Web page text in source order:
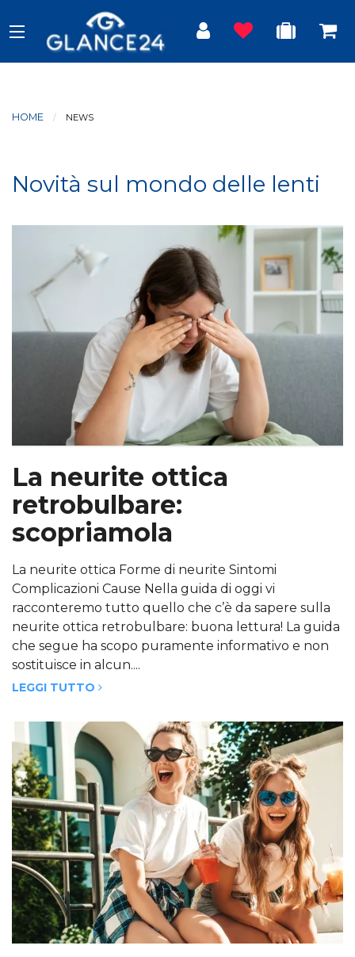
HOME CURRENT:
NEWS
Novità sul mondo delle lenti
La neurite ottica
retrobulbare:
scopriamola
La neurite ottica Forme di neurite Sintomi
Complicazioni Cause Nella guida di oggi vi
racconteremo tutto quello che c’è da sapere sulla
neurite ottica retrobulbare: buona lettura! La guida
che segue ha scopo puramente informativo e non
sostituisce in alcun....
LEGGI TUTTO